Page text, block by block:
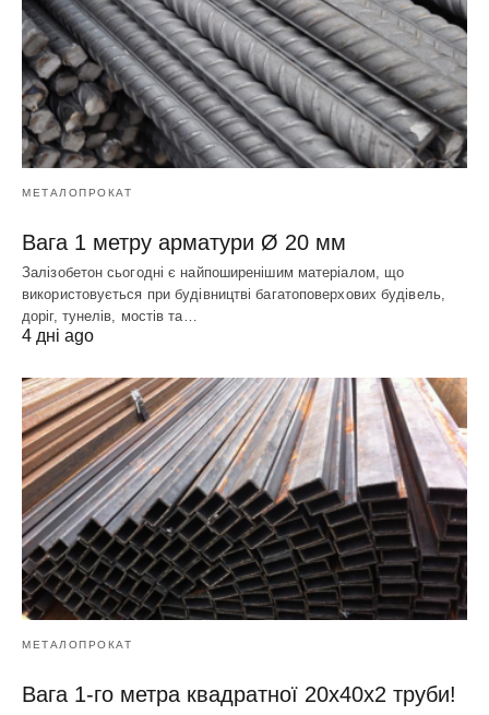
МЕТАЛОПРОКАТ
Вага 1 метру арматури Ø 20 мм
Залізобетон сьогодні є найпоширенішим матеріалом, що
використовується при будівництві багатоповерхових будівель,
доріг, тунелів, мостів та…
4 дні ago
МЕТАЛОПРОКАТ
Вага 1-го метра квадратної 20х40х2 труби!